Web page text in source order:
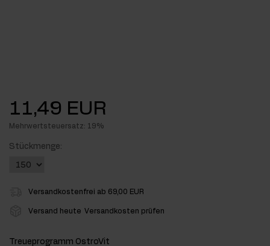
11,49 EUR
Mehrwertsteuersatz: 19%
Stückmenge:
Versandkostenfrei ab 69,00 EUR
Versand heute Versandkosten prüfen
Treueprogramm OstroVit